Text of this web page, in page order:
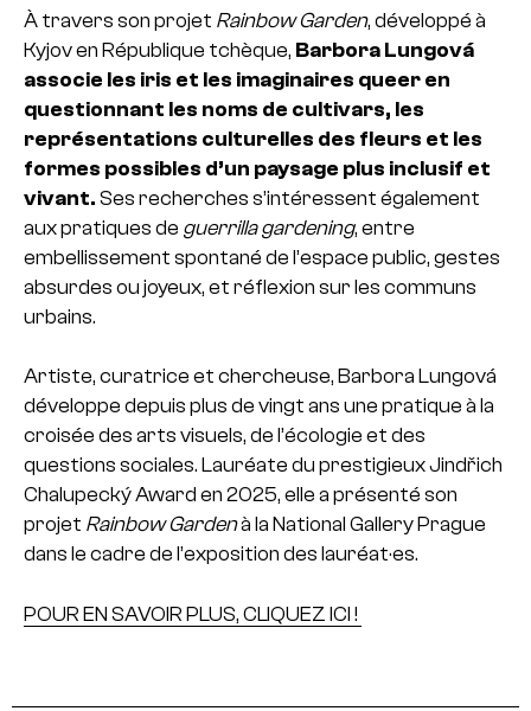
À travers son projet Rainbow Garden, développé à
Kyjov en République tchèque, Barbora Lungová
associe les iris et les imaginaires queer en
questionnant les noms de cultivars, les
représentations culturelles des fleurs et les
formes possibles d’un paysage plus inclusif et
vivant. Ses recherches s’intéressent également
aux pratiques de guerrilla gardening, entre
embellissement spontané de l’espace public, gestes
absurdes ou joyeux, et réflexion sur les communs
urbains.
Artiste, curatrice et chercheuse, Barbora Lungová
développe depuis plus de vingt ans une pratique à la
croisée des arts visuels, de l’écologie et des
questions sociales. Lauréate du prestigieux Jindřich
Chalupecký Award en 2025, elle a présenté son
projet Rainbow Gardenà la National Gallery Prague
dans le cadre de l’exposition des lauréat·es.
POUR EN SAVOIR PLUS, CLIQUEZ ICI !